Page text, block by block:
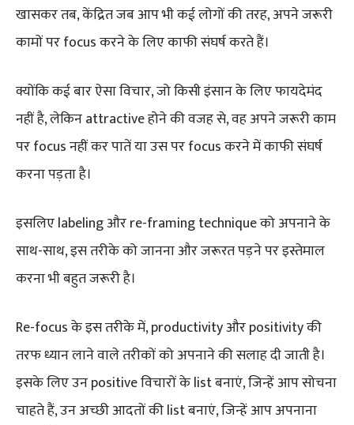
खासकर तब, केंद्रित जब आप भी कई लोगों की तरह, अपने जरूरी
कामों पर focus करने के लिए काफी संघर्ष करते हैं।
क्योंकि कई बार ऐसा विचार, जो किसी इंसान के लिए फायदेमंद
नहीं है, लेकिन attractive होने की वजह से, वह अपने जरूरी काम
पर focus नहीं कर पातें या उस पर focus करने में काफी संघर्ष
करना पड़ता है।
इसलिए labeling और re-framing technique को अपनाने के
साथ-साथ, इस तरीके को जानना और जरूरत पड़ने पर इस्तेमाल
करना भी बहुत जरूरी है।
Re-focus के इस तरीके में, productivity और positivity की
तरफ ध्यान लाने वाले तरीकों को अपनाने की सलाह दी जाती है।
इसके लिए उन positive विचारों के list बनाएं, जिन्हें आप सोचना
चाहते हैं, उन अच्छी आदतों की list बनाएं, जिन्हें आप अपनाना